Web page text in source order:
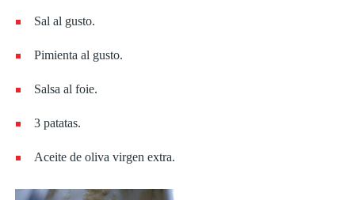
Sal al gusto.
Pimienta al gusto.
Salsa al foie.
3 patatas.
Aceite de oliva virgen extra.